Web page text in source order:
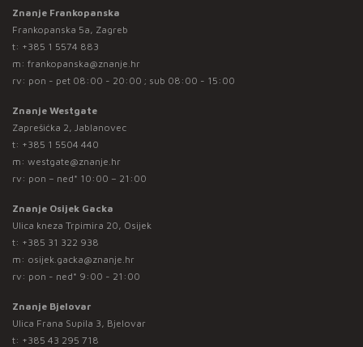
Znanje Frankopanska
Frankopanska 5a, Zagreb
t: +385 1 5574 883
m: frankopanska@znanje.hr
rv: pon - pet 08:00 - 20:00 ; sub 08:00 - 15:00
Znanje Westgate
Zaprešićka 2, Jablanovec
t: +385 1 5504 440
m: westgate@znanje.hr
rv: pon – ned* 10:00 – 21:00
Znanje Osijek Gacka
Ulica kneza Trpimira 20, Osijek
t: +385 31 322 938
m: osijek.gacka@znanje.hr
rv: pon - ned* 9:00 - 21:00
Znanje Bjelovar
Ulica Frana Supila 3, Bjelovar
t: +385 43 295 718